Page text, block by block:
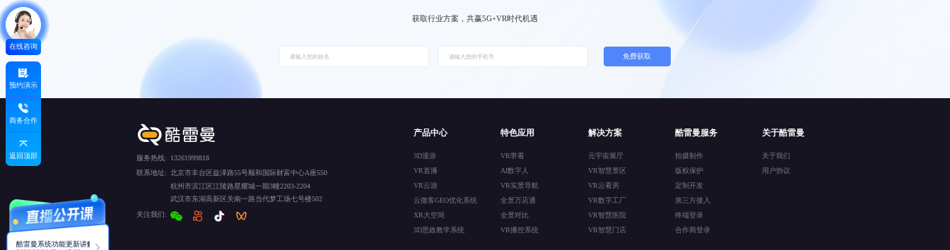
在线咨询
预约演示
商务合作
返回顶部
酷雷曼系统功能更新讲解
获取行业方案，共赢5G+VR时代机遇
免费获取
服务热线:
13261999818
联系地址: 北京市丰台区益泽路55号顺和国际财富中心A座550
杭州市滨江区江陵路星耀城一期3幢2203-2204
武汉市东湖高新区关南一路当代梦工场七号楼502
关注我们:
产品中心
3D漫游
VR直播
VR云游
云微客GEO优化系统
XR大空间
3D思政教学系统
特色应用
VR带看
AI数字人
VR实景导航
全景万店通
全景对比
VR播控系统
解决方案
元宇宙展厅
VR智慧景区
VR云看房
VR数字工厂
VR智慧医院
VR智慧门店
酷雷曼服务
拍摄制作
版权保护
定制开发
第三方接入
终端登录
合作商登录
关于酷雷曼
关于我们
用户协议